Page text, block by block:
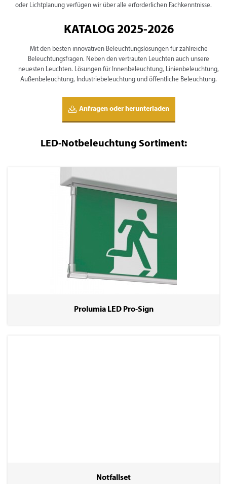
oder Lichtplanung verfügen wir über alle erforderlichen Fachkenntnisse.
KATALOG 2025-2026
Mit den besten innovativen Beleuchtungslösungen für zahlreiche
Beleuchtungsfragen. Neben den vertrauten Leuchten auch unsere
neuesten Leuchten. Lösungen für Innenbeleuchtung, Linienbeleuchtung,
Außenbeleuchtung, Industriebeleuchtung und öffentliche Beleuchtung.
Anfragen oder herunterladen
LED-Notbeleuchtung Sortiment:
Prolumia LED Pro-Sign
Notfallset